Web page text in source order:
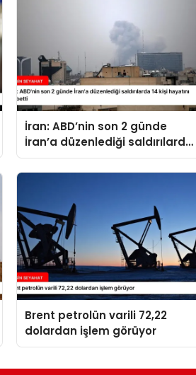
İran: ABD’nin son 2 günde
İran’a düzenlediği saldırılarda
14 kişi hayatını kaybetti
Brent petrolün varili 72,22
dolardan işlem görüyor